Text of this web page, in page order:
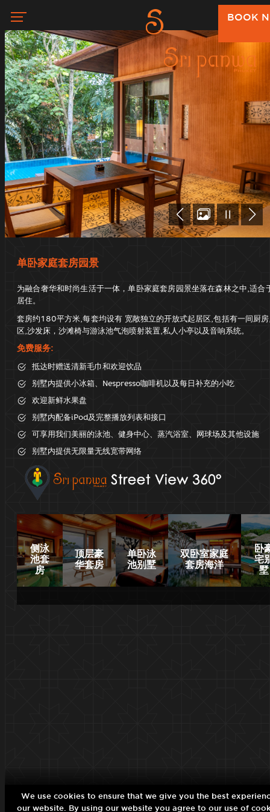
BOOK
单卧家庭套房园景
为融合奢华和时尚生活于一体，单卧家庭套房园景坐落在森林之中,适合
居住。
套房约180平方米,每套均设有 宽敞独立的开放式起居区,包括有一间厨
区,沙发床，沙滩椅与游泳池气泡喷射装置,私人小亭以及音响系统。
免费服务:
抵达时赠送清新毛巾和欢迎饮品
别墅内提供小冰箱、Nespresso咖啡机以及每日补充的小吃
欢迎新鲜水果盘
别墅内配备iPod及完整播放列表和接口
可享用我们美丽的泳池、健身中心、蒸汽浴室、网球场及其他设施
别墅内提供无限量无线宽带网络
侧泳
池套
房
顶层豪
华套房
单卧泳
池别墅
双卧室家庭
套房海洋
卧
宅
墅
现在预订
We use cookies to ensure that we give you the best
our website. By using our website you agree to our use of